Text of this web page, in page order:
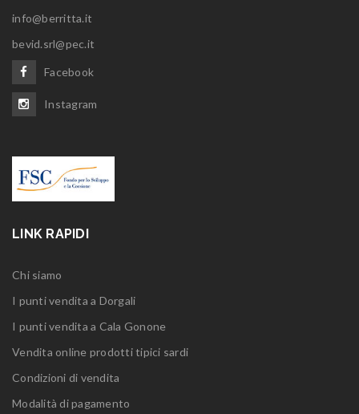
info@berritta.it
bevid.srl@pec.it
Facebook
Instagram
LINK RAPIDI
Chi siamo
I punti vendita a Dorgali
I punti vendita a Cala Gonone
Vendita online prodotti tipici sardi
Condizioni di vendita
Modalità di pagamento